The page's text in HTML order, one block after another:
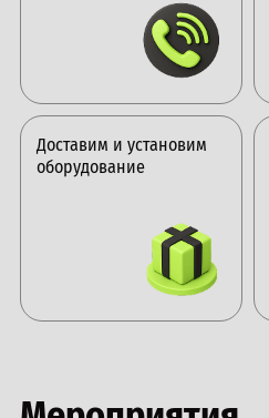
Доставим и установим
оборудование